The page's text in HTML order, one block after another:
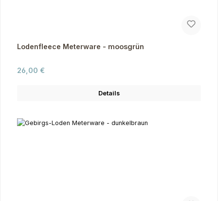
Lodenfleece Meterware - moosgrün
Regulärer Preis:
26,00 €
Details